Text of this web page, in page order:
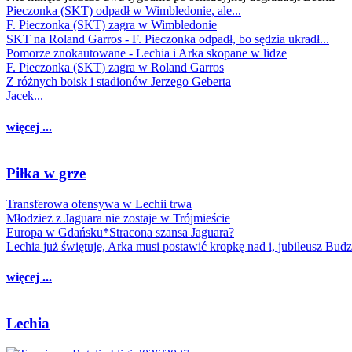
Pieczonka (SKT) odpadł w Wimbledonie, ale...
F. Pieczonka (SKT) zagra w Wimbledonie
SKT na Roland Garros - F. Pieczonka odpadł, bo sędzia ukradł...
Pomorze znokautowane - Lechia i Arka skopane w lidze
F. Pieczonka (SKT) zagra w Roland Garros
Z różnych boisk i stadionów Jerzego Geberta
Jacek...
więcej ...
Piłka w grze
Transferowa ofensywa w Lechii trwa
Młodzież z Jaguara nie zostaje w Trójmieście
Europa w Gdańsku*Stracona szansa Jaguara?
Lechia już świętuje, Arka musi postawić kropkę nad i, jubileusz
więcej ...
Lechia